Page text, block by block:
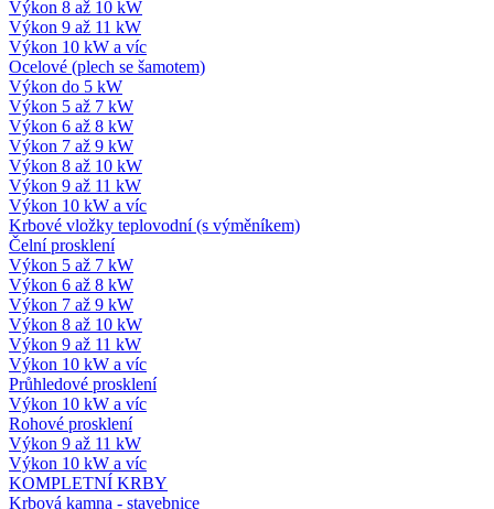
Výkon 8 až 10 kW
Výkon 9 až 11 kW
Výkon 10 kW a víc
Ocelové (plech se šamotem)
Výkon do 5 kW
Výkon 5 až 7 kW
Výkon 6 až 8 kW
Výkon 7 až 9 kW
Výkon 8 až 10 kW
Výkon 9 až 11 kW
Výkon 10 kW a víc
Krbové vložky teplovodní (s výměníkem)
Čelní prosklení
Výkon 5 až 7 kW
Výkon 6 až 8 kW
Výkon 7 až 9 kW
Výkon 8 až 10 kW
Výkon 9 až 11 kW
Výkon 10 kW a víc
Průhledové prosklení
Výkon 10 kW a víc
Rohové prosklení
Výkon 9 až 11 kW
Výkon 10 kW a víc
KOMPLETNÍ KRBY
Krbová kamna - stavebnice